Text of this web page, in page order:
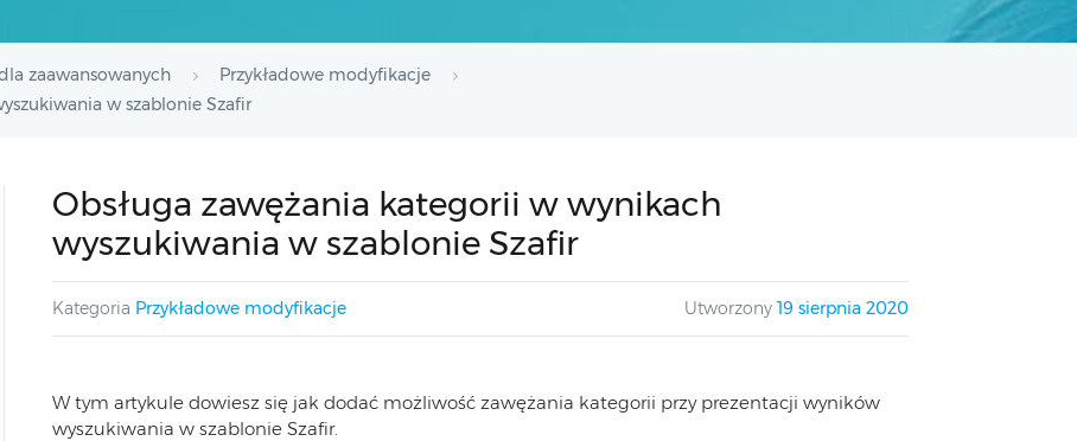
zaawansowanych
Przykładowe modyfikacje
w szablonie Szafir
Obsługa zawężania kategorii w wynikach
wyszukiwania w szablonie Szafir
Kategoria Przykładowe modyfikacje Utworzony 19 sierpnia 2020
W tym artykule dowiesz się jak dodać możliwość zawężania kategorii przy prezentacji wyników
wyszukiwania w szablonie Szafir.